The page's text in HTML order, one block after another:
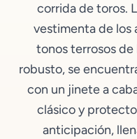
corrida de toros.
vestimenta de los
tonos terrosos de
robusto, se
con un jinete a
clásico y
anticipación,